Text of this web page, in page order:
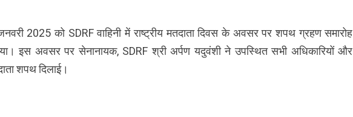
2025 को SDRF वाहिनी में राष्ट्रीय मतदाता दिवस के अवसर पर शपथ ग्रहण समारोह
इस अवसर पर सेनानायक, SDRF श्री अर्पण यदुवंशी ने उपस्थित सभी अधिकारियों और
शपथ दिलाई।